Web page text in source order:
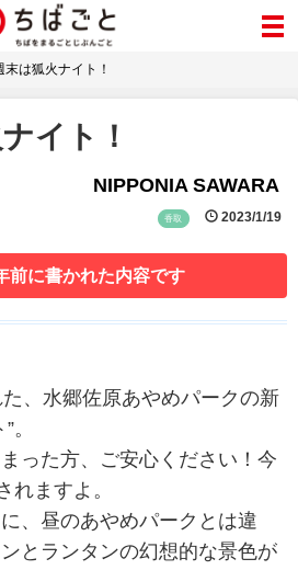
末は狐火ナイト！
イト！
NIPPONIA SAWARA
香取 2023/1/19
前に書かれた内容です
、水郷佐原あやめパークの新
。
った方、ご安心ください！今
れますよ。
、昼のあやめパークとは違
とランタンの幻想的な景色が